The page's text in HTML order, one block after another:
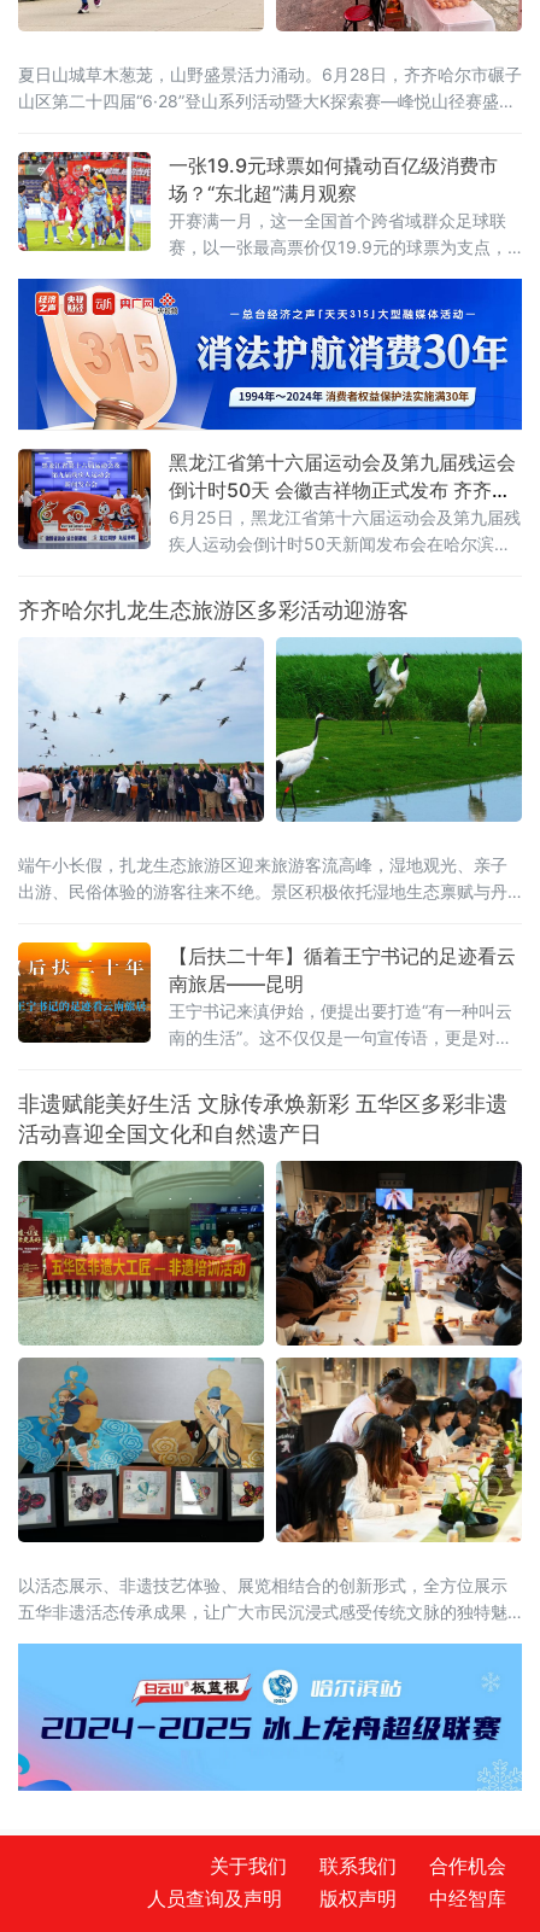
夏日山城草木葱茏，山野盛景活力涌动。6月28日，齐齐哈尔市碾子
山区第二十四届“6·28”登山系列活动暨大K探索赛—峰悦山径赛盛大
文广旅游局、市体育局、市融媒体中心鼎力支持，区文广旅游局、
齐齐哈尔圣金旅游发展有限公司承办，辽宁维思天品体育发展有限
公司专业运营。二十四年
一张19.9元球票如何撬动百亿级消费市
场？“东北超”满月观察
开赛满一月，这一全国首个跨省域群众足球联
赛，以一张最高票价仅19.9元的球票为支点，
济”：一张球票变成“旅行通行证”“东北超”是全国
首个由辽吉黑蒙联合主办的群众足球赛事，沈
阳、大
黑龙江省第十六届运动会及第九届残运会
倒计时50天 会徽吉祥物正式发布 齐齐哈
尔时隔26年再迎省级顶级赛事
6月25日，黑龙江省第十六届运动会及第九届残
疾人运动会倒计时50天新闻发布会在哈尔滨举
与吉祥物，并通报赛事筹备、竞赛组织、服务
保障及文体旅融合等重点工作，标志着全省规
模最大的综合性体育盛会全面进入决战冲刺阶
段。齐齐哈尔时隔26年再度承办省级顶级赛
事，将以“简约、安全、精彩、独具特色”为目
标，倾力呈现一
齐齐哈尔扎龙生态旅游区多彩活动迎游客
端午小长假，扎龙生态旅游区迎来旅游客流高峰，湿地观光、亲子
出游、民俗体验的游客往来不绝。景区积极依托湿地生态禀赋与丹
色主题活动。才艺展演舞台上，游客踊跃登台互动，香包手工制作
区大家选用艾草、白芷等药材亲手缝制端午香囊，趣味知识问答、
投壶、射五毒等民俗游戏热闹开启。游客在观
【后扶二十年】循着王宁书记的足迹看云
南旅居——昆明
王宁书记来滇伊始，便提出要打造“有一种叫云
南的生活”。这不仅仅是一句宣传语，更是对这
客栈的风铃，是滤镜下的云卷云舒。直到我循
着王宁书记的足迹，走进昆明那些因水而迁、
因水而兴的土地，才读懂其深意：云南的生
活，不仅是造物主的偏爱，更是奋斗者的烟
火。一、有一种叫云南的生活，从心出发这
非遗赋能美好生活 文脉传承焕新彩 五华区多彩非遗
活动喜迎全国文化和自然遗产日
以活态展示、非遗技艺体验、展览相结合的创新形式，全方位展示
五华非遗活态传承成果，让广大市民沉浸式感受传统文脉的独特魅
关于我们 联系我们
合作机会
人员查询及声明
版权声明 中经智库